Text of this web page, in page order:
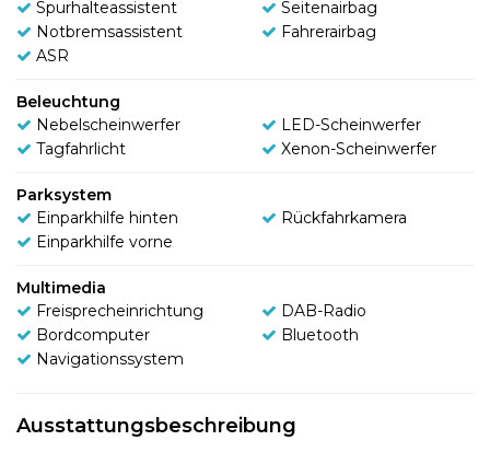
Spurhalteassistent
Seitenairbag
Notbremsassistent
Fahrerairbag
ASR
Beleuchtung
Nebelscheinwerfer
LED-Scheinwerfer
Tagfahrlicht
Xenon-Scheinwerfer
Parksystem
Einparkhilfe hinten
Rückfahrkamera
Einparkhilfe vorne
Multimedia
Freisprecheinrichtung
DAB-Radio
Bordcomputer
Bluetooth
Navigationssystem
Ausstattungsbeschreibung